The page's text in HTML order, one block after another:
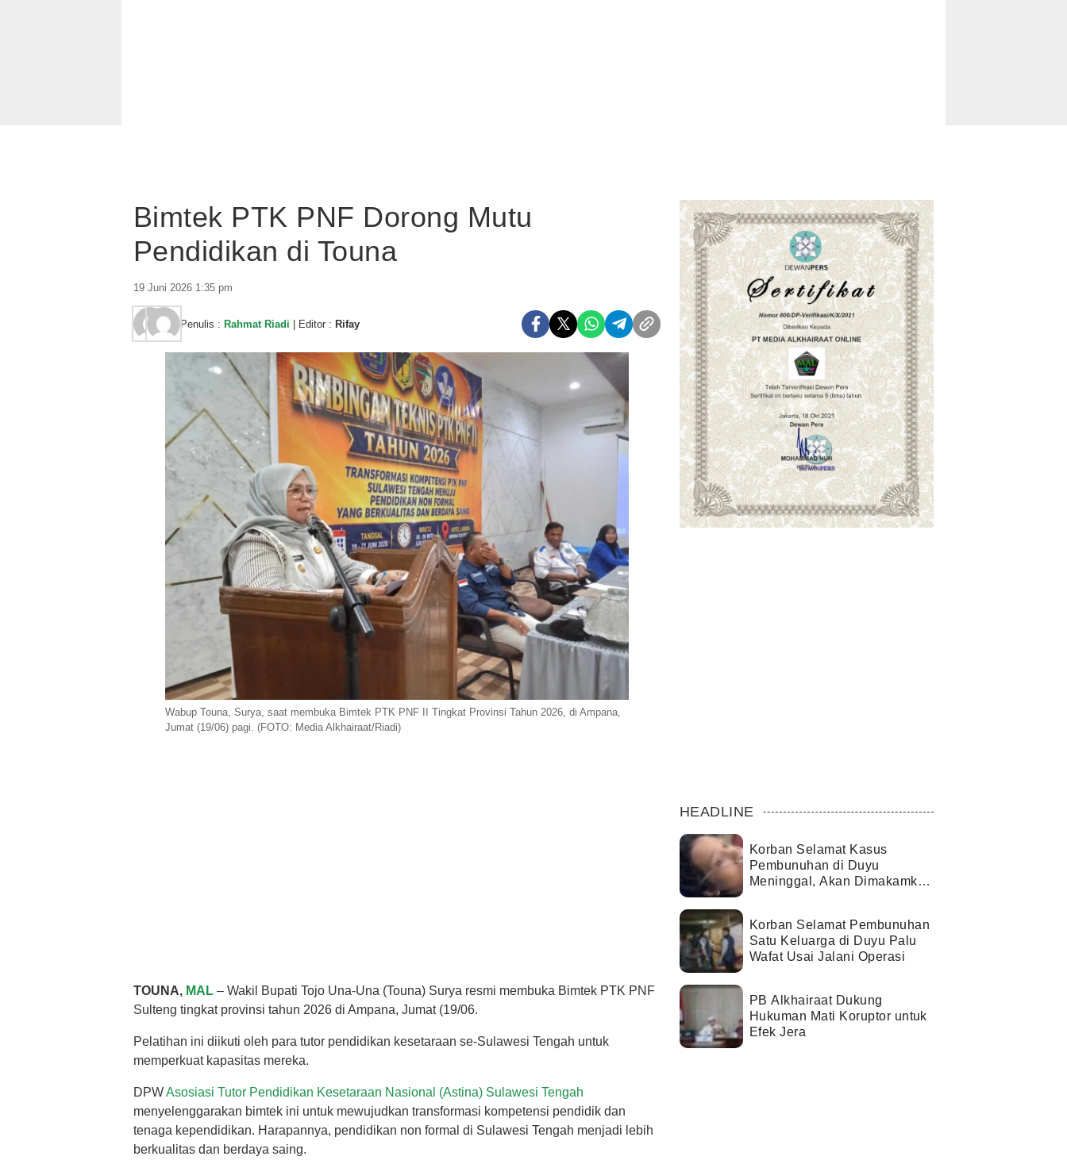
Bimtek PTK PNF Dorong Mutu
Pendidikan di Touna
19 Juni 2026 1:35 pm
Penulis : Rahmat Riadi | Editor : Rifay
Wabup Touna, Surya, saat membuka Bimtek PTK PNF II Tingkat Provinsi Tahun 2026, di Ampana,
Jumat (19/06) pagi. (FOTO: Media Alkhairaat/Riadi)
TOUNA, MAL – Wakil Bupati Tojo Una-Una (Touna) Surya resmi membuka Bimtek PTK PNF
Sulteng tingkat provinsi tahun 2026 di Ampana, Jumat (19/06.
Pelatihan ini diikuti oleh para tutor pendidikan kesetaraan se-Sulawesi Tengah untuk
memperkuat kapasitas mereka.
DPWAsosiasi Tutor Pendidikan Kesetaraan Nasional (Astina) Sulawesi Tengah
menyelenggarakan bimtek ini untuk mewujudkan transformasi kompetensi pendidik dan
tenaga kependidikan. Harapannya, pendidikan non formal di Sulawesi Tengah menjadi lebih
berkualitas dan berdaya saing.
HEADLINE
Korban Selamat Kasus
Pembunuhan di Duyu
Meninggal, Akan Dimakamkan
Korban Selamat Pembunuhan
Satu Keluarga di Duyu Palu
Wafat Usai Jalani Operasi
PB Alkhairaat Dukung
Hukuman Mati Koruptor untuk
Efek Jera